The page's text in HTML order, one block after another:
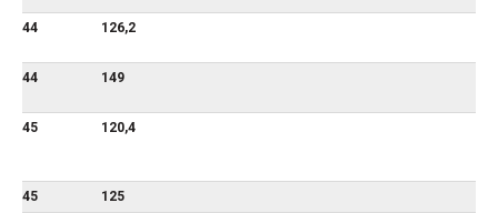
44 126,2
44 149
45 120,4
45
125